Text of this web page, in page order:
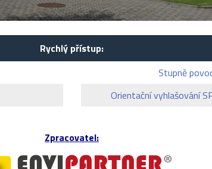
Rychlý přístup:
Stupně
Orientační vyhlašování
Zpracovatel: